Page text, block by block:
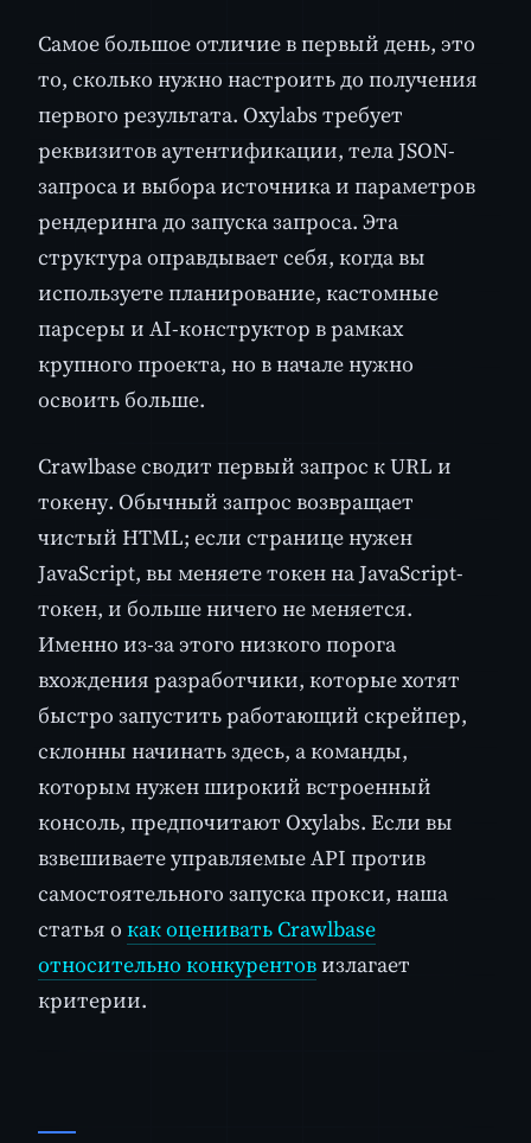
Самое большое отличие в первый день, это
то, сколько нужно настроить до получения
первого результата. Oxylabs требует
реквизитов аутентификации, тела JSON-
запроса и выбора источника и параметров
рендеринга до запуска запроса. Эта
структура оправдывает себя, когда вы
используете планирование, кастомные
парсеры и AI-конструктор в рамках
крупного проекта, но в начале нужно
освоить больше.
Crawlbase сводит первый запрос к URL и
токену. Обычный запрос возвращает
чистый HTML; если странице нужен
JavaScript, вы меняете токен на JavaScript-
токен, и больше ничего не меняется.
Именно из-за этого низкого порога
вхождения разработчики, которые хотят
быстро запустить работающий скрейпер,
склонны начинать здесь, а команды,
которым нужен широкий встроенный
консоль, предпочитают Oxylabs. Если вы
взвешиваете управляемые API против
самостоятельного запуска прокси, наша
статья о как оценивать Crawlbase
относительно конкурентовизлагает
критерии.